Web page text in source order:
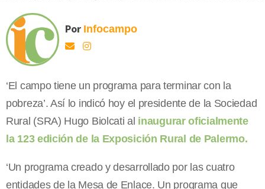
Por Infocampo
‘El campo tiene un programa para terminar con la
pobreza’. Así lo indicó hoy el presidente de la Sociedad
Rural (SRA) Hugo Biolcati al inaugurar oficialmente
la 123 edición de la Exposición Rural de Palermo.
‘Un programa creado y desarrollado por las cuatro
entidades de la Mesa de Enlace. Un programa que